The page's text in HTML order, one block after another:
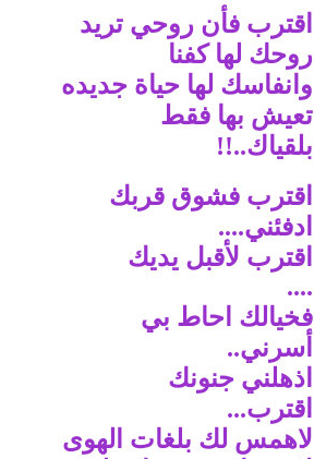
اقترب فأن روحي تريد
روحك لها كفنا
وانفاسك لها حياة جديده
تعيش بها فقط
بلقياك..!!
اقترب فشوق قربك
ادفئني....
اقترب لأقبل يديك
....
فخيالك احاط بي
أسرني..
اذهلني جنونك
اقترب...
لاهمس لك بلغات الهوى